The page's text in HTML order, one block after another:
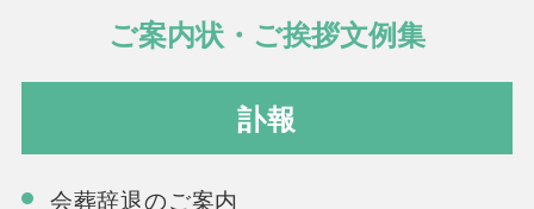
ご案内状・ご挨拶文例集
訃報
会葬辞退のご案内